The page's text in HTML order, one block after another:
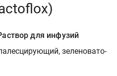
для инфузий
зеленовато-